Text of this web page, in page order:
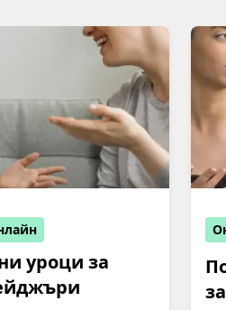
уроци за